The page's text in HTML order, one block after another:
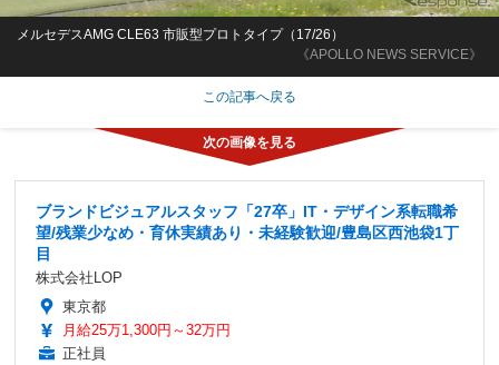
《APOLLO NEWS SERVICE》
メルセデスAMG CLE63 市販型プロトタイプ（17/26）
この記事へ戻る
ブランドビジュアルスタッフ「27卒」IT・デザイン系転職希
望/残業少なめ・育休実績あり・未経験歓迎/豊島区西池袋1丁
目
株式会社LOP
東京都
月給25万1,300円～32万円
正社員